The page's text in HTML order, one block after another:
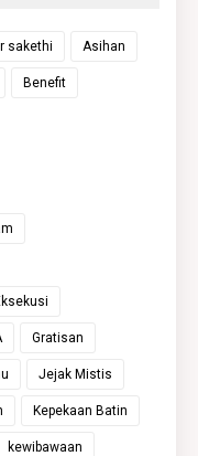
sakethi Asihan
Benefit
Gratisan
Jejak Mistis
Kepekaan Batin
kewibawaan